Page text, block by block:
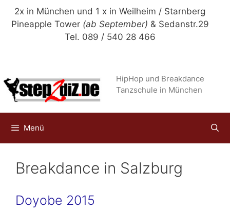
Zum
Inhalt
2x in München und 1 x in Weilheim / Starnberg
Pineapple Tower (ab September) & Sedanstr.29
Tel. 089 / 540 28 466
HipHop und Breakdance
Tanzschule in München
Menü
Breakdance in Salzburg
Doyobe 2015